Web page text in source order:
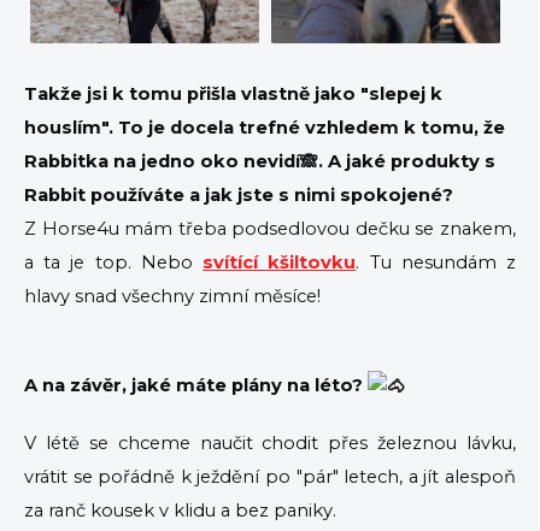
Takže jsi k tomu přišla vlastně jako "slepej k
houslím". To je docela trefné vzhledem k tomu, že
Rabbitka na jedno oko nevidí🙈. A jaké produkty s
Rabbit používáte a jak jste s nimi spokojené?
Z Horse4u mám třeba podsedlovou dečku se znakem,
a ta je top. Nebo svítící kšiltovku. Tu nesundám z
hlavy snad všechny zimní měsíce!
A na závěr, jaké máte plány na léto?
V létě se chceme naučit chodit přes železnou lávku,
vrátit se pořádně k ježdění po "pár" letech, a jít alespoň
za ranč kousek v klidu a bez paniky.